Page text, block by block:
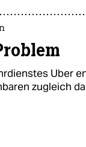
Uber
zugleich